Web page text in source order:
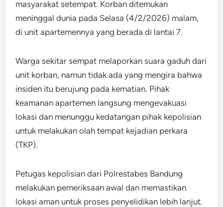
masyarakat setempat. Korban ditemukan
meninggal dunia pada Selasa (4/2/2026) malam,
di unit apartemennya yang berada di lantai 7.
Warga sekitar sempat melaporkan suara gaduh dari
unit korban, namun tidak ada yang mengira bahwa
insiden itu berujung pada kematian. Pihak
keamanan apartemen langsung mengevakuasi
lokasi dan menunggu kedatangan pihak kepolisian
untuk melakukan olah tempat kejadian perkara
(TKP).
Petugas kepolisian dari Polrestabes Bandung
melakukan pemeriksaan awal dan memastikan
lokasi aman untuk proses penyelidikan lebih lanjut.